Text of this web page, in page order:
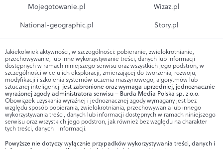
Mojegotowanie.pl
National-geographic.pl
Wizaz.pl
Story.pl
Jakiekolwiek aktywności, w szczególności: pobieranie, zwielokrotnianie,
przechowywanie, lub inne wykorzystywanie treści, danych lub informacji
dostępnych w ramach niniejszego serwisu oraz wszystkich jego podstron, w
szczególności w celu ich eksploracji, zmierzającej do tworzenia, rozwoju,
modyfikacji i szkolenia systemów uczenia maszynowego, algorytmów lub
sztucznej inteligencji jest zabronione oraz wymaga uprzedniej, jednoznacznie
wyrażonej zgody administratora serwisu – Burda Media Polska sp. z o.o.
Obowiązek uzyskania wyraźnej i jednoznacznej zgody wymagany jest bez
względu sposób pobierania, zwielokrotniania, przechowywania lub innego
wykorzystywania treści, danych lub informacji dostępnych w ramach niniejszego
serwisu oraz wszystkich jego podstron, jak również bez względu na charakter
tych treści, danych i informacji.
Powyższe nie dotyczy wyłącznie przypadków wykorzystywania treści, danych i